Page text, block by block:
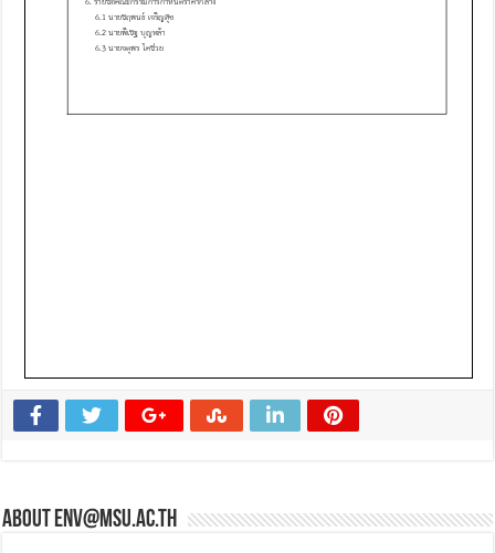
About env@msu.ac.th